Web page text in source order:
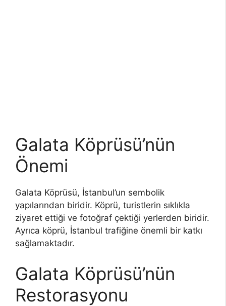
Galata Köprüsü’nün
Önemi
Galata Köprüsü, İstanbul’un sembolik
yapılarından biridir. Köprü, turistlerin sıklıkla
ziyaret ettiği ve fotoğraf çektiği yerlerden biridir.
Ayrıca köprü, İstanbul trafiğine önemli bir katkı
sağlamaktadır.
Galata Köprüsü’nün
Restorasyonu